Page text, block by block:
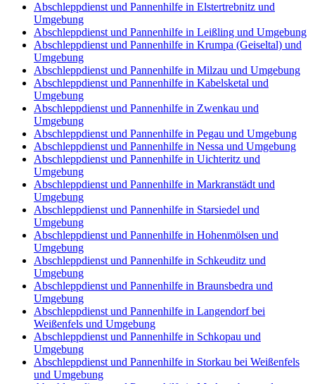
Abschleppdienst und Pannenhilfe in Elstertrebnitz und
Umgebung
Abschleppdienst und Pannenhilfe in Leißling und Umgebung
Abschleppdienst und Pannenhilfe in Krumpa (Geiseltal) und
Umgebung
Abschleppdienst und Pannenhilfe in Milzau und Umgebung
Abschleppdienst und Pannenhilfe in Kabelsketal und
Umgebung
Abschleppdienst und Pannenhilfe in Zwenkau und
Umgebung
Abschleppdienst und Pannenhilfe in Pegau und Umgebung
Abschleppdienst und Pannenhilfe in Nessa und Umgebung
Abschleppdienst und Pannenhilfe in Uichteritz und
Umgebung
Abschleppdienst und Pannenhilfe in Markranstädt und
Umgebung
Abschleppdienst und Pannenhilfe in Starsiedel und
Umgebung
Abschleppdienst und Pannenhilfe in Hohenmölsen und
Umgebung
Abschleppdienst und Pannenhilfe in Schkeuditz und
Umgebung
Abschleppdienst und Pannenhilfe in Braunsbedra und
Umgebung
Abschleppdienst und Pannenhilfe in Langendorf bei
Weißenfels und Umgebung
Abschleppdienst und Pannenhilfe in Schkopau und
Umgebung
Abschleppdienst und Pannenhilfe in Storkau bei Weißenfels
und Umgebung